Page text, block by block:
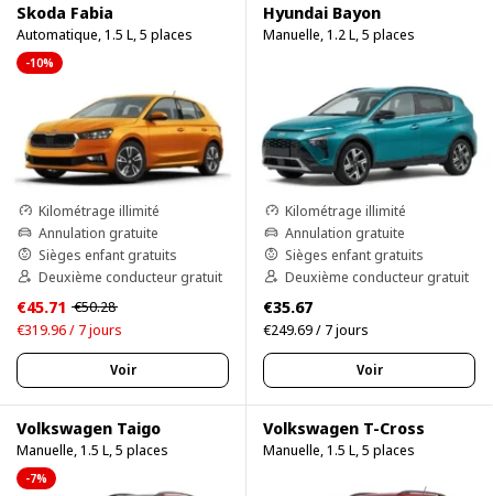
Skoda Fabia
Automatique, 1.5 L, 5 places
-10%
Kilométrage illimité
Annulation gratuite
Sièges enfant gratuits
Deuxième conducteur gratuit
€45.71 €50.28
€319.96 / 7 jours
Voir
Hyundai Bayon
Manuelle, 1.2 L, 5 places
Kilométrage illimité
Annulation gratuite
Sièges enfant gratuits
Deuxième conducteur gratuit
€35.67
€249.69 / 7 jours
Voir
Volkswagen Taigo
Manuelle, 1.5 L, 5 places
-7%
Volkswagen T-Cross
Manuelle, 1.5 L, 5 places